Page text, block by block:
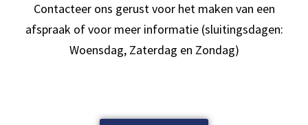
Contacteer ons gerust voor het maken van een
afspraak of voor meer informatie (sluitingsdagen:
Woensdag, Zaterdag en Zondag)